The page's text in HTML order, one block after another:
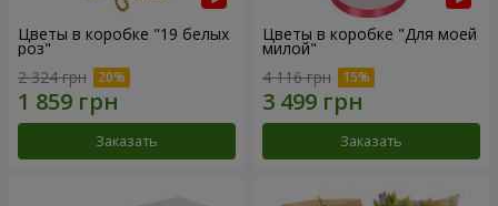
Цветы в коробке "19 белых
роз"
2 324 грн
Заказать
Цветы в коробке "Для моей
милой"
4 116 грн
Заказать